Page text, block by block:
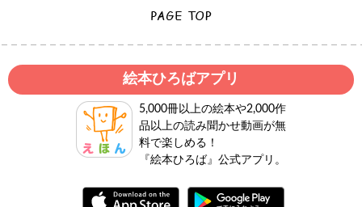
絵本ひろばアプリ
5,000冊以上の絵本や2,000作
品以上の読み聞かせ動画が無
料で楽しめる！
『絵本ひろば』公式アプリ。